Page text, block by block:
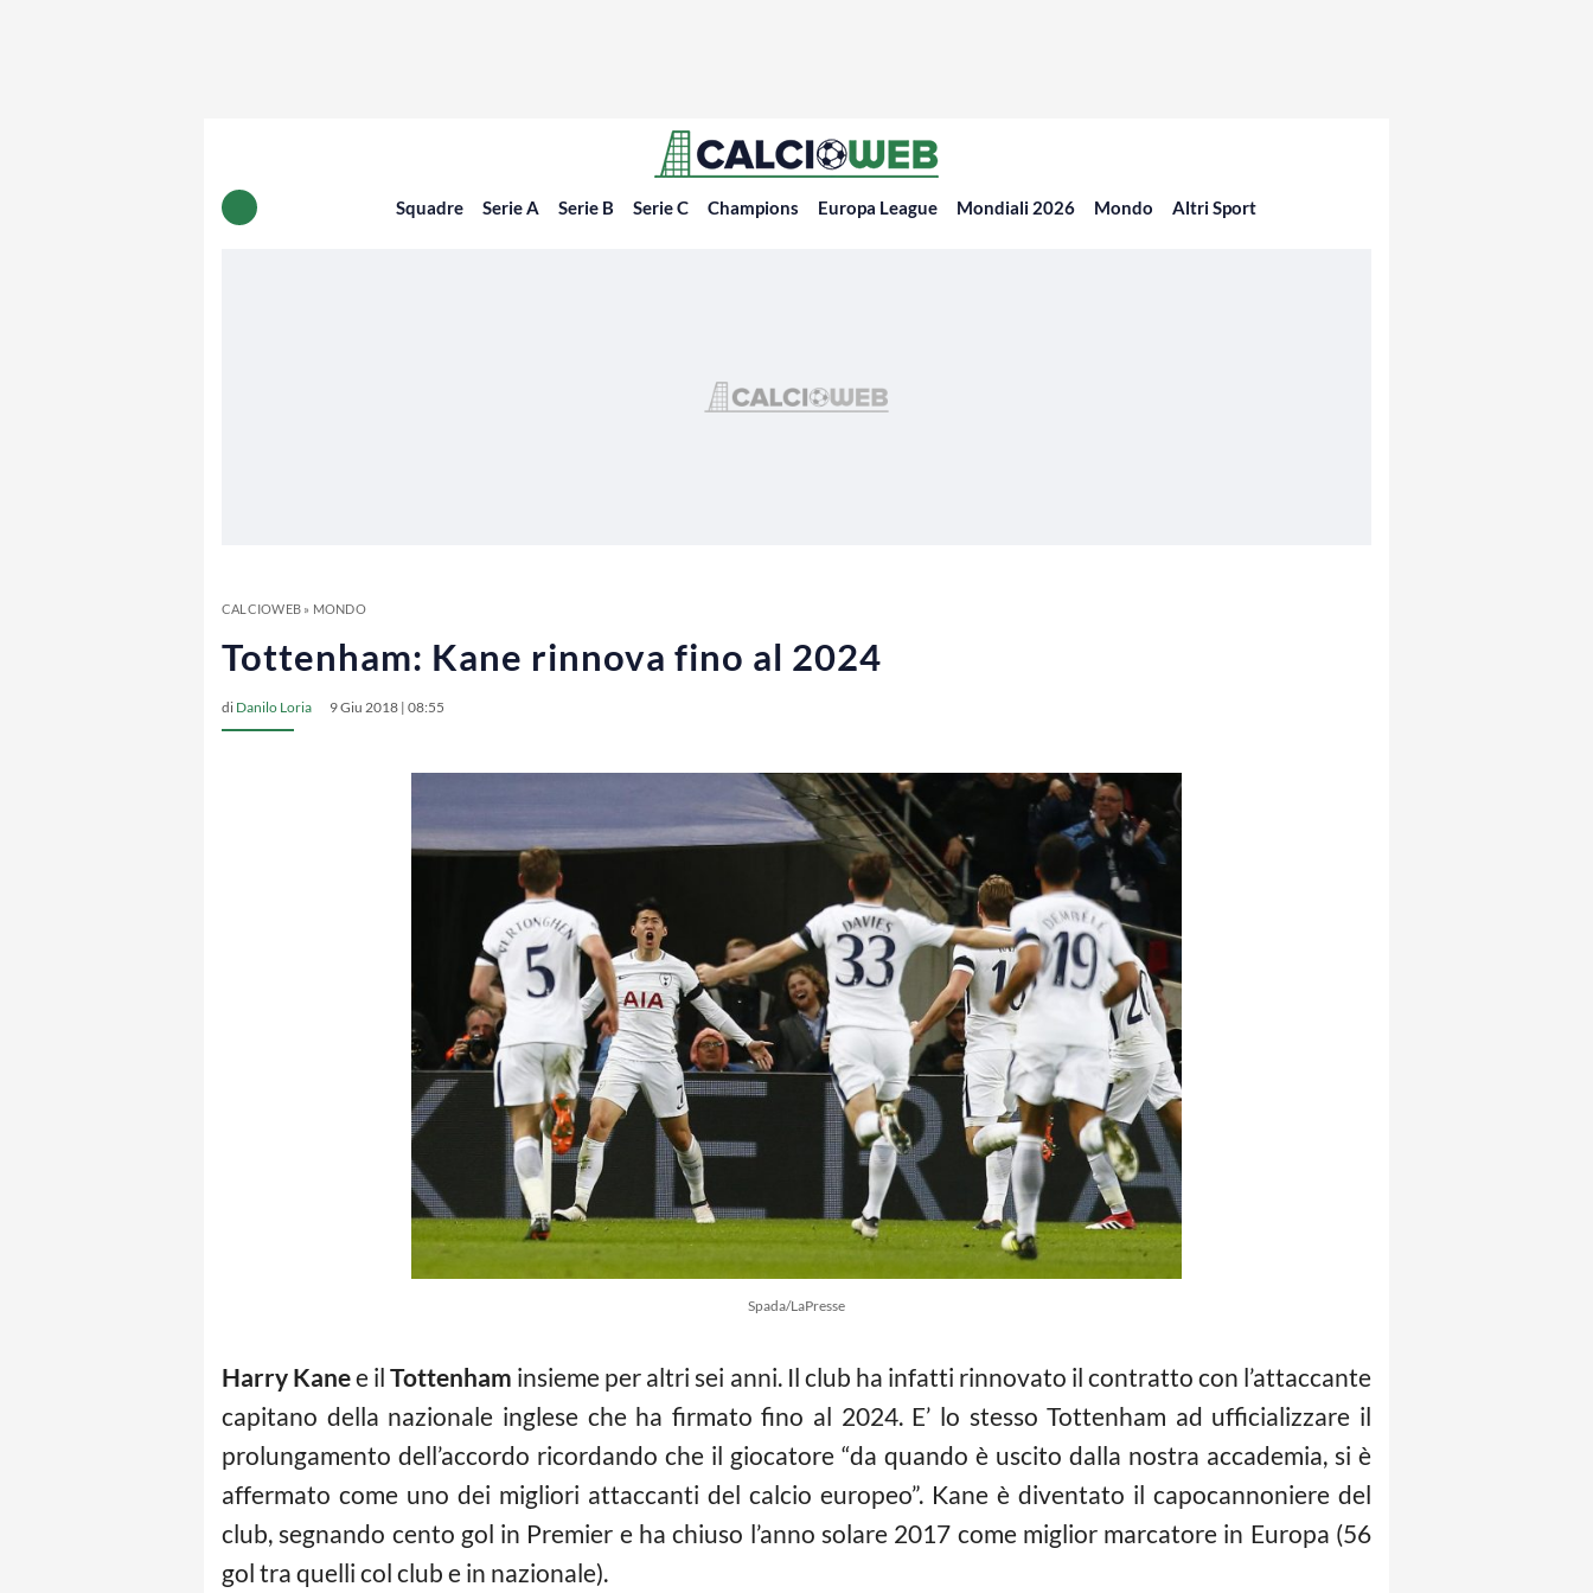
Squadre Serie A Serie B Serie C Champions Europa League Mondiali 2026 Mondo Altri Sport
CALCIOWEB» MONDO
Tottenham: Kane rinnova fino al 2024
di Danilo Loria 9 Giu 2018 | 08:55
Spada/LaPresse
Harry Kanee ilTottenham insieme per altri sei anni. Il club ha infatti rinnovato il contratto con l’attaccante
capitano della nazionale inglese che ha firmato fino al 2024. E’ lo stesso Tottenham ad ufficializzare il
prolungamento dell’accordo ricordando che il giocatore “da quando è uscito dalla nostra accademia, si è
affermato come uno dei migliori attaccanti del calcio europeo”. Kane è diventato il capocannoniere del
club, segnando cento gol in Premier e ha chiuso l’anno solare 2017 come miglior marcatore in Europa (56
gol tra quelli col club e in nazionale).